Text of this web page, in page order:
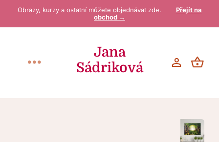
Přeskočit
Obrazy, kurzy a ostatní můžete objednávat zde.
Přejít na
obchod →
Jana
Sádriková
Toggle